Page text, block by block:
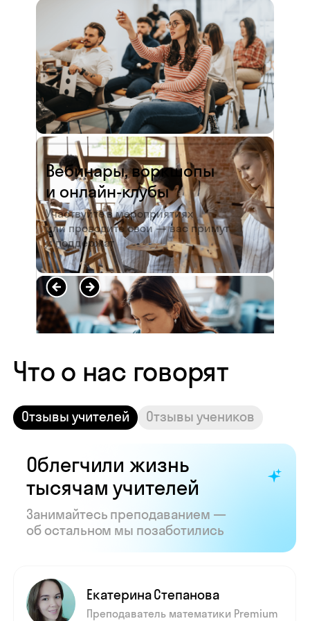
Вебинары, воркшопы
и онлайн-клубы
Участвуйте в мероприятиях
или проводите свои — вас примут
и поддержат
педагогический университет, пошла
преподавать в школу. Проработав в ней
5 лет, я поняла, что нужно двигать...
Читать полностью →
Показать все отзывы
Часто задаваемые
вопросы